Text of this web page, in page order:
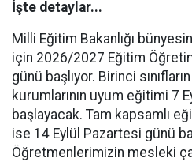
İşte detaylar...
Milli Eğitim Bakanlığı
için 2026/2027 Eğitim
günü başlıyor. Birinci
kurumlarının uyum eğitimi 7
başlayacak. Tam kapsamlı
ise 14 Eylül Pazartesi günü
Öğretmenlerimizin mesleki